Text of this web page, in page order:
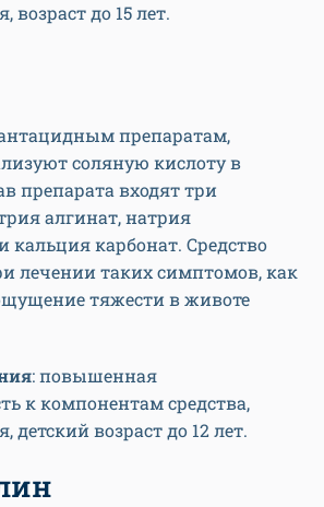
возраст до 15 лет.
препаратам,
соляную кислоту в
препарата входят три
алгинат, натрия
кальция карбонат. Средство
лечении таких симптомов, как
тяжести в животе
: повышенная
к компонентам средства,
детский возраст до 12 лет.